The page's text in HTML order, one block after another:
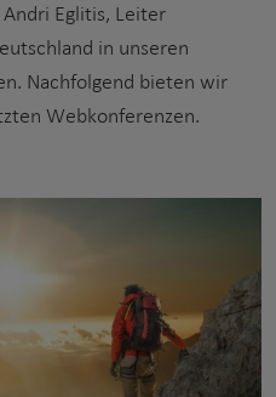
Eglitis, Leiter
in unseren
Nachfolgend bieten wir
Webkonferenzen.